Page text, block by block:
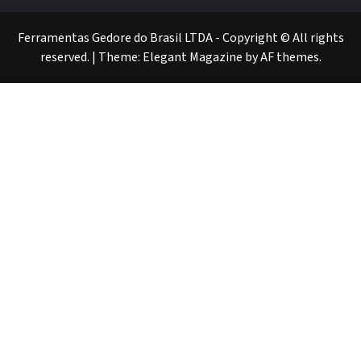
Ferramentas Gedore do Brasil LTDA - Copyright © All rights
reserved. | Theme: Elegant Magazine byAF themes.